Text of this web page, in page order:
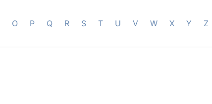
O P Q R S T U V W X Y Z